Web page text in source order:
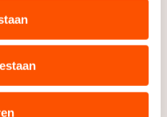
delen informatie over
die u aan hen heeft
via hun services.
doorgeven aan
ik zijn zinnetje over pijn
zoals Jeroen Otter het
zoals ik het noem,